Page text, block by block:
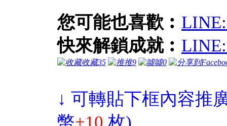
您可能也喜歡︰
快來解鎖成就︰
收藏35 推9 噓0
↓ 可轉貼下框內容推
幣+10 枚)